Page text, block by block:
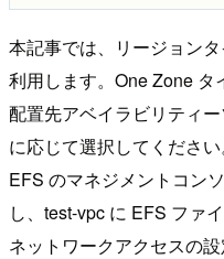
本記事では、リージョン
利用します。One Zone
配置先アベイラビリティ
に応じて選択してください
EFS のマネジメントコン
し、test-vpc に EFS ファ
ネットワークアクセスの